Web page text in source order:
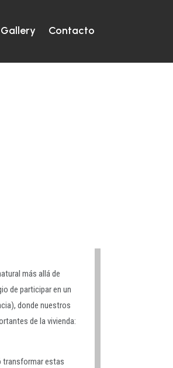
Contacto
más allá de
de participar en un
donde nuestros
de la vivienda:
transformar estas